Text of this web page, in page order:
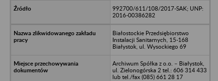
992700/611/108/2017-SAK; UNP:
2016-00386282
Białostockie Przedsiębiorstwo
Instalacji Sanitarnych, 15-168
Białystok, ul. Wysockiego 69
Archiwum Spółka z o.o. – Białystok,
ul. Zielonogórska 2 tel.: 606 314 433
lub tel./fax (085) 661 28 17